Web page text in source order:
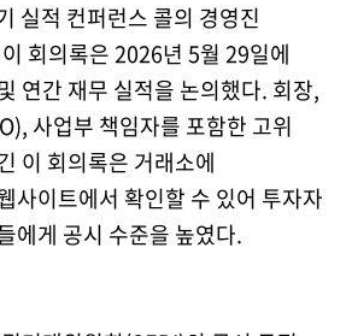
실적 컨퍼런스 콜의 경영진
회의록은 2026년 5월 29일에
연간 재무 실적을 논의했다. 회장,
사업부 책임자를 포함한 고위
이 회의록은 거래소에
사이트에서 확인할 수 있어 투자자
에게 공시 수준을 높였다.